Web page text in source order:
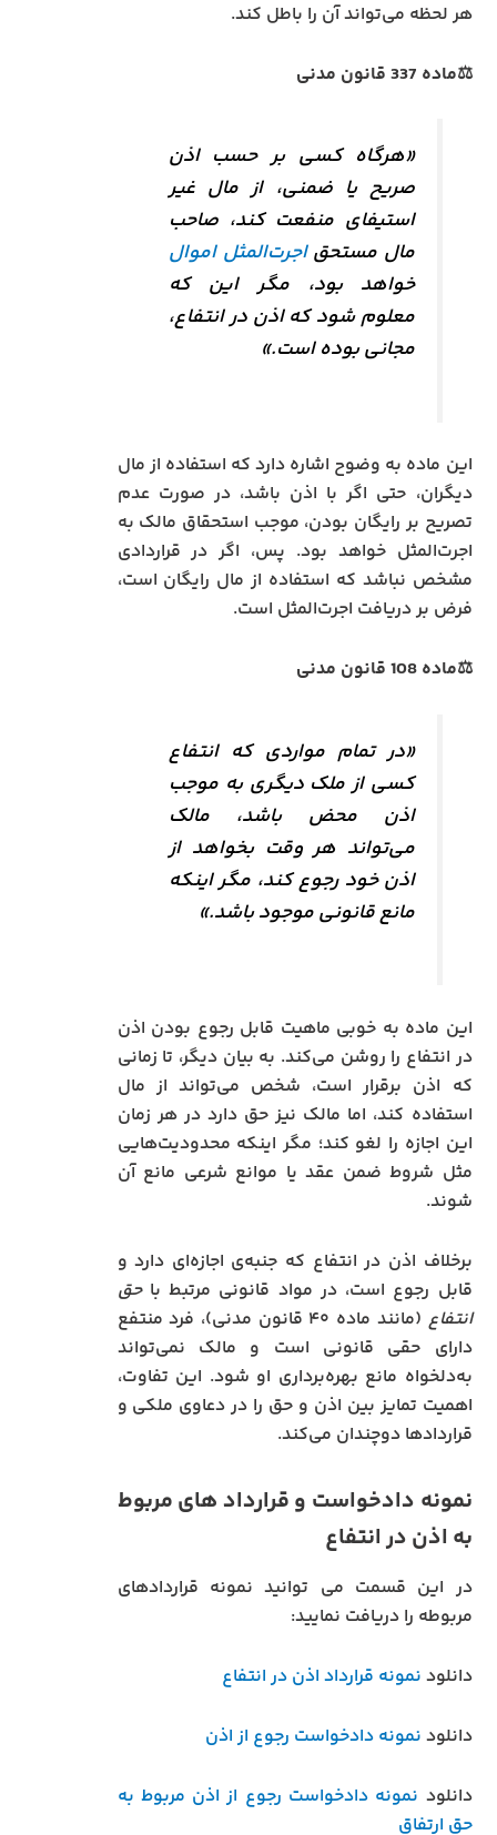
هر لحظه می‌تواند آن را باطل کند.
⚖️ماده 337 قانون مدنی
«هرگاه کسی بر حسب اذن
صریح یا ضمنی، از مال غیر
استیفای منفعت کند، صاحب
مال مستحقاجرت‌المثل اموال
خواهد بود، مگر این که
معلوم شود که اذن در انتفاع،
مجانی بوده است.»
این ماده به وضوح اشاره دارد که استفاده از مال
دیگران، حتی اگر با اذن باشد، در صورت عدم
تصریح بر رایگان بودن، موجب استحقاق مالک به
اجرت‌المثل خواهد بود. پس، اگر در قراردادی
مشخص نباشد که استفاده از مال رایگان است،
فرض بر دریافت اجرت‌المثل است.
⚖️ماده 108 قانون مدنی
«در تمام مواردی که انتفاع
کسی از ملک دیگری به موجب
اذن محض باشد، مالک
می‌تواند هر وقت بخواهد از
اذن خود رجوع کند، مگر اینکه
مانع قانونی موجود باشد.»
این ماده به خوبی ماهیت قابل رجوع بودن اذن
در انتفاع را روشن می‌کند. به بیان دیگر، تا زمانی
که اذن برقرار است، شخص می‌تواند از مال
استفاده کند، اما مالک نیز حق دارد در هر زمان
این اجازه را لغو کند؛ مگر اینکه محدودیت‌هایی
مثل شروط ضمن عقد یا موانع شرعی مانع آن
شوند.
برخلاف اذن در انتفاع که جنبه‌ی اجازه‌ای دارد و
قابل رجوع است، در مواد قانونی مرتبط باحق
انتفاع
(مانند ماده ۴۰ قانون مدنی)، فرد منتفع
دارای حقی قانونی است و مالک نمی‌تواند
به‌دلخواه مانع بهره‌برداری او شود. این تفاوت،
اهمیت تمایز بین اذن و حق را در دعاوی ملکی و
قراردادها دوچندان می‌کند.
نمونه دادخواست و قرارداد های مربوط
به اذن در انتفاع
در این قسمت می توانید نمونه قراردادهای
مربوطه را دریافت نمایید:
دانلود نمونه قرارداد اذن در انتفاع
دانلود نمونه دادخواست رجوع از اذن
دانلود نمونه دادخواست رجوع از اذن مربوط به
حق ارتفاق